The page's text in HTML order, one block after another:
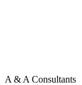
A & A Consultants